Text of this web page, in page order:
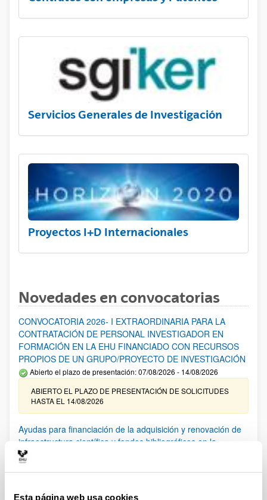
Esta página web usa cookies
Servicios Generales de Investigación
Proyectos I+D Internacionales
Novedades en convocatorias
CONVOCATORIA 2026- I EXTRAORDINARIA PARA LA
CONTRATACIÓN DE PERSONAL INVESTIGADOR EN
FORMACIÓN EN LA EHU FINANCIADO CON RECURSOS
PROPIOS DE UN GRUPO/PROYECTO DE INVESTIGACIÓN
Abierto el plazo de presentación: 07/08/2026 - 14/08/2026
ABIERTO EL PLAZO DE PRESENTACIÓN DE SOLICITUDES
HASTA EL 14/08/2026
Ayudas para financiación de la adquisición y renovación de
infraestructura científica y fondos bibliográficos en la
UPV/EHU 2026
solicitudes admitidas y excluidas. 23/03/2026: Relación